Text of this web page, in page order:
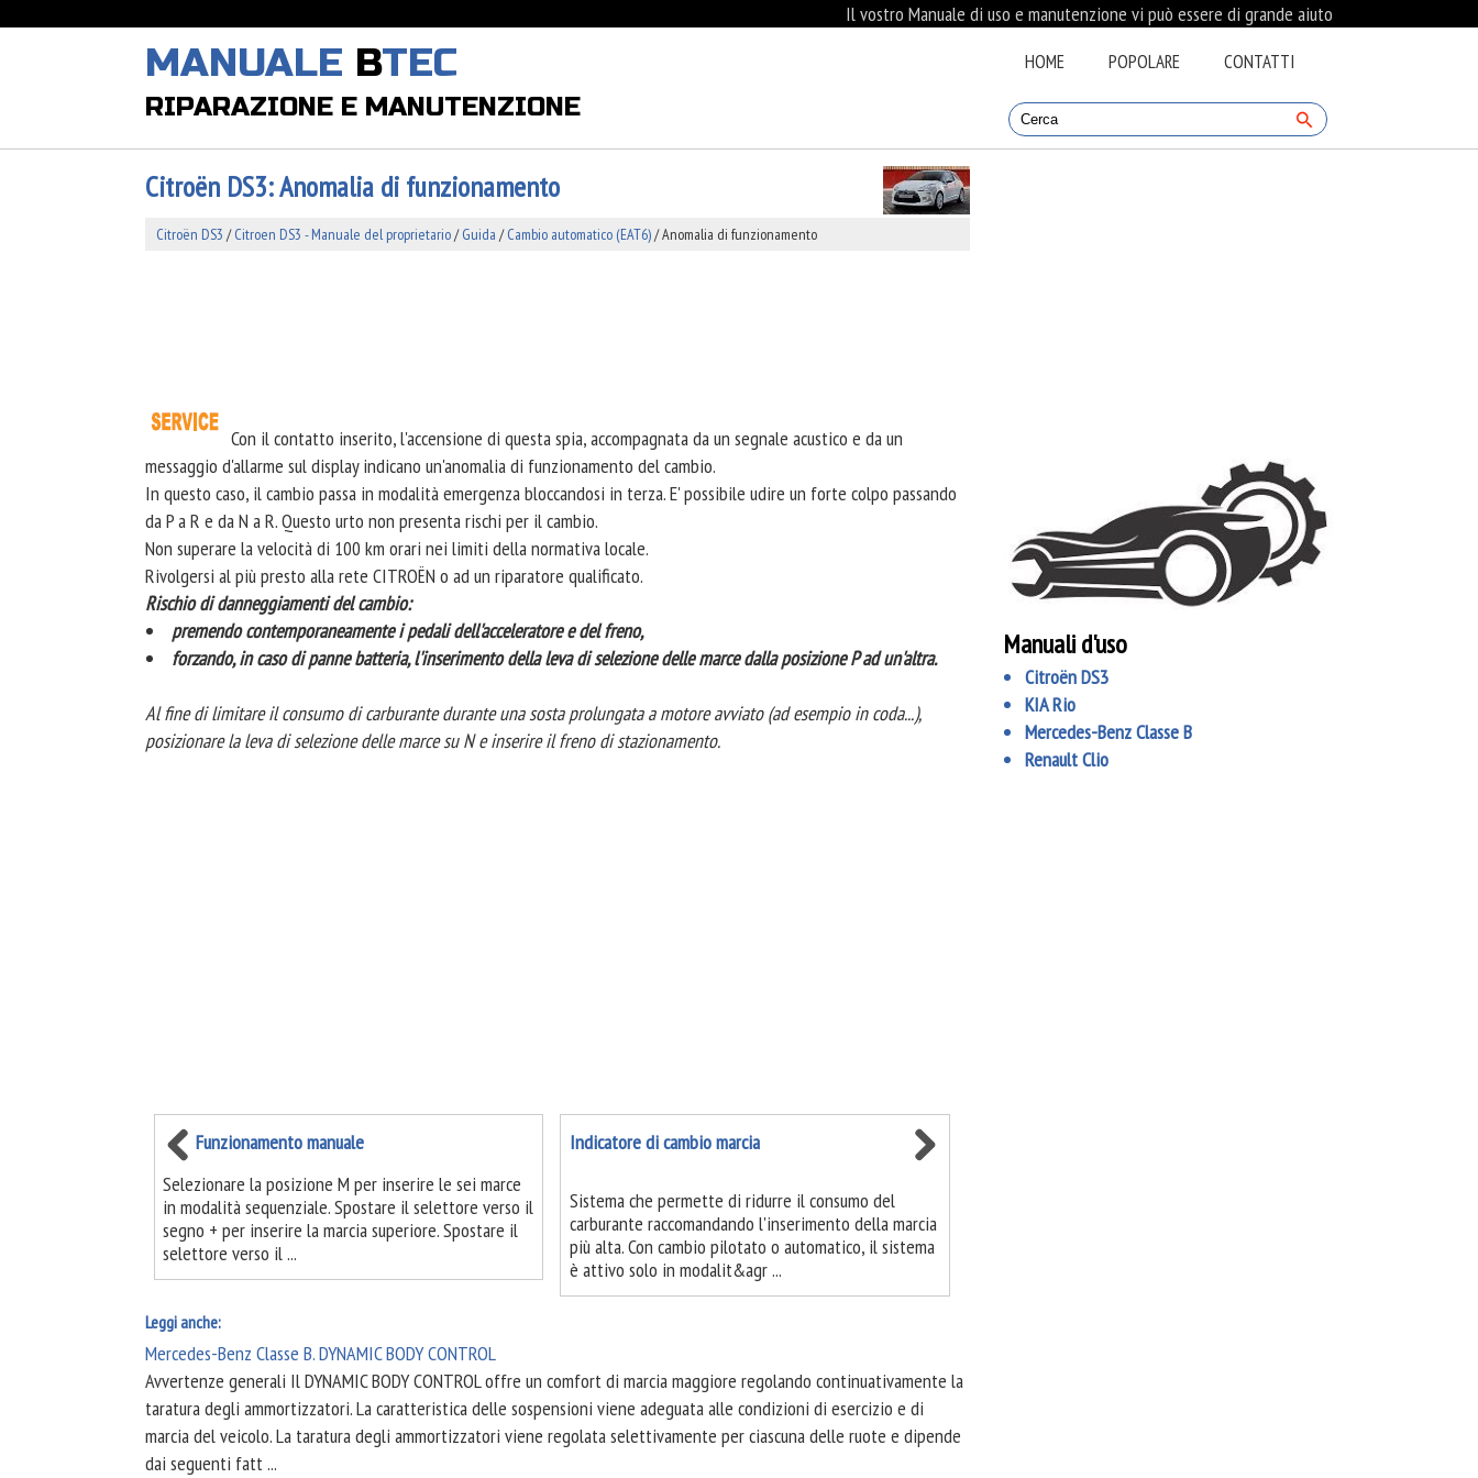
Il vostro Manuale di uso e manutenzione vi può essere di grande aiuto
MANUALE BTEC
RIPARAZIONE E MANUTENZIONE
HOME POPOLARE CONTATTI
Citroën DS3: Anomalia di funzionamento
Citroën DS3 /Citroen DS3 - Manuale del proprietario/Guida /Cambio automatico (EAT6)/ Anomalia di funzionamento
Con il contatto inserito, l'accensione di questa spia, accompagnata da un segnale acustico e da un
messaggio d'allarme sul display indicano un'anomalia di funzionamento del cambio.
In questo caso, il cambio passa in modalità emergenza bloccandosi in terza. E' possibile udire un forte colpo passando
da P a R e da N a R. Questo urto non presenta rischi per il cambio.
Non superare la velocità di 100 km orari nei limiti della normativa locale.
Rivolgersi al più presto alla rete CITROËN o ad un riparatore qualificato.
Rischio di danneggiamenti del cambio:
premendo contemporaneamente i pedali dell'acceleratore e del freno,
forzando, in caso di panne batteria, l'inserimento della leva di selezione delle marce dalla posizione P ad un'altra.
Al fine di limitare il consumo di carburante durante una sosta prolungata a motore avviato (ad esempio in coda...),
posizionare la leva di selezione delle marce su N e inserire il freno di stazionamento.
Funzionamento manuale
Selezionare la posizione M per inserire le sei marce
in modalità sequenziale. Spostare il selettore verso il
segno + per inserire la marcia superiore. Spostare il
selettore verso il ...
Indicatore di cambio marcia
Sistema che permette di ridurre il consumo del
carburante raccomandando l'inserimento della marcia
più alta. Con cambio pilotato o automatico, il sistema
è attivo solo in modalit&agr ...
Leggi anche:
Mercedes-Benz Classe B. DYNAMIC BODY CONTROL
Avvertenze generali Il DYNAMIC BODY CONTROL offre un comfort di marcia maggiore regolando continuativamente la
taratura degli ammortizzatori. La caratteristica delle sospensioni viene adeguata alle condizioni di esercizio e di
marcia del veicolo. La taratura degli ammortizzatori viene regolata selettivamente per ciascuna delle ruote e dipende
dai seguenti fatt ...
Manuali d'uso
Citroën DS3
KIA Rio
Mercedes-Benz Classe B
Renault Clio